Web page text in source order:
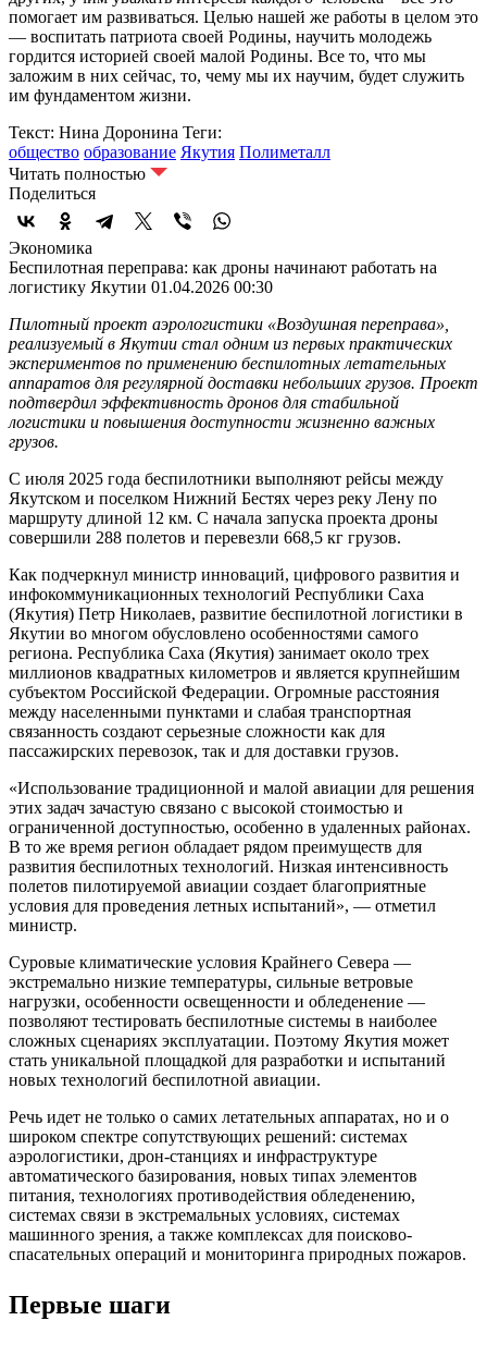
помогает им развиваться. Целью нашей же работы в целом это
— воспитать патриота своей Родины, научить молодежь
гордится историей своей малой Родины. Все то, что мы
заложим в них сейчас, то, чему мы их научим, будет служить
им фундаментом жизни.
Текст: Нина Доронина Теги:
общество образование Якутия Полиметалл
Читать полностью
Поделиться
Экономика
Беспилотная переправа: как дроны начинают работать на
логистику Якутии 01.04.2026 00:30
Пилотный проект аэрологистики «Воздушная переправа»,
реализуемый в Якутии стал одним из первых практических
экспериментов по применению беспилотных летательных
аппаратов для регулярной доставки небольших грузов. Проект
подтвердил эффективность дронов для стабильной
логистики и повышения доступности жизненно важных
грузов.
С июля 2025 года беспилотники выполняют рейсы между
Якутском и поселком Нижний Бестях через реку Лену по
маршруту длиной 12 км. С начала запуска проекта дроны
совершили 288 полетов и перевезли 668,5 кг грузов.
Как подчеркнул министр инноваций, цифрового развития и
инфокоммуникационных технологий Республики Саха
(Якутия) Петр Николаев, развитие беспилотной логистики в
Якутии во многом обусловлено особенностями самого
региона. Республика Саха (Якутия) занимает около трех
миллионов квадратных километров и является крупнейшим
субъектом Российской Федерации. Огромные расстояния
между населенными пунктами и слабая транспортная
связанность создают серьезные сложности как для
пассажирских перевозок, так и для доставки грузов.
«Использование традиционной и малой авиации для решения
этих задач зачастую связано с высокой стоимостью и
ограниченной доступностью, особенно в удаленных районах.
В то же время регион обладает рядом преимуществ для
развития беспилотных технологий. Низкая интенсивность
полетов пилотируемой авиации создает благоприятные
условия для проведения летных испытаний», — отметил
министр.
Суровые климатические условия Крайнего Севера —
экстремально низкие температуры, сильные ветровые
нагрузки, особенности освещенности и обледенение —
позволяют тестировать беспилотные системы в наиболее
сложных сценариях эксплуатации. Поэтому Якутия может
стать уникальной площадкой для разработки и испытаний
новых технологий беспилотной авиации.
Речь идет не только о самих летательных аппаратах, но и о
широком спектре сопутствующих решений: системах
аэрологистики, дрон-станциях и инфраструктуре
автоматического базирования, новых типах элементов
питания, технологиях противодействия обледенению,
системах связи в экстремальных условиях, системах
машинного зрения, а также комплексах для поисково-
спасательных операций и мониторинга природных пожаров.
Первые шаги